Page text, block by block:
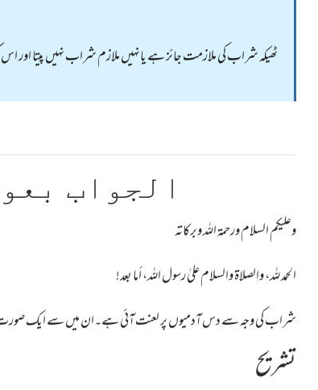
ٹھیکہ شراب کی ملازمت جائز ہے یانہیں ملازم شراب نہیں پیتا اور
الجواب
وعلیکم السلام ورحمة اللہ وبرکاته
الحمد لله، والصلاة والسلام علىٰ رسول الله، أما بعد!
شراب کی وجہ سے دس آدمیوں پر لعنت آئی ہے۔ان میں سے ایک صورت یہ بھی
تشریح